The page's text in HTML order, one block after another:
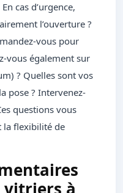
cas d’urgence,
l’ouverture ?
vous pour
vous également sur
? Quelles sont vos
pose ? Intervenez-
questions vous
la flexibilité de